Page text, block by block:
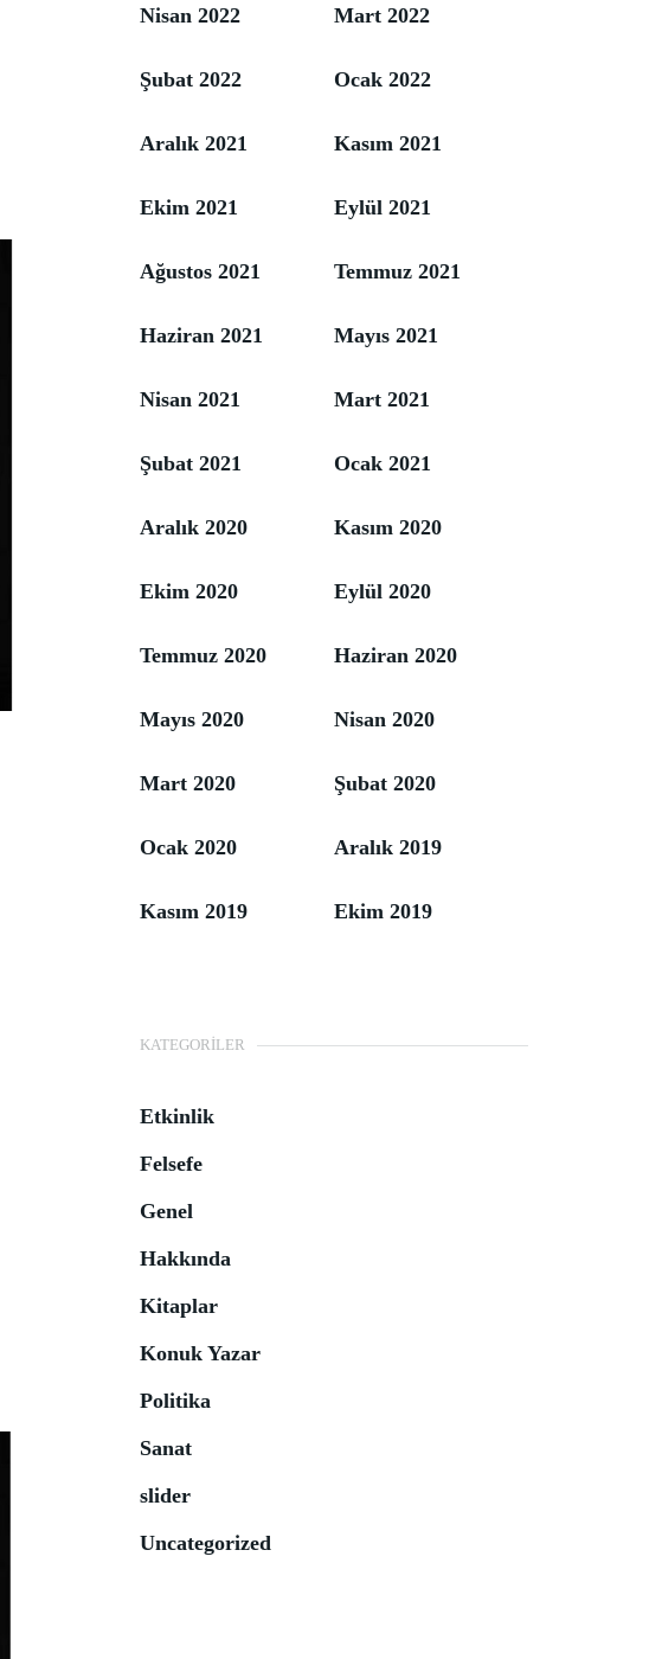
Nisan 2022 Mart 2022
Şubat 2022 Ocak 2022
Aralık 2021 Kasım 2021
Ekim 2021 Eylül 2021
Ağustos 2021 Temmuz 2021
Haziran 2021 Mayıs 2021
Nisan 2021 Mart 2021
Şubat 2021 Ocak 2021
Aralık 2020 Kasım 2020
Ekim 2020 Eylül 2020
Temmuz 2020 Haziran 2020
Mayıs 2020 Nisan 2020
Mart 2020 Şubat 2020
Ocak 2020 Aralık 2019
Kasım 2019 Ekim 2019
KATEGORILER
Etkinlik
Felsefe
Genel
Hakkında
Kitaplar
Konuk Yazar
Politika
Sanat
slider
Uncategorized